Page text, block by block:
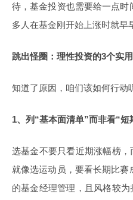
待，基金投资也需要给一点
多人在基金刚开始上涨时就早
跳出怪圈：理性投资的3个实
知道了原因，咱们该如何行动
1、列“基本面清单”而非看“短
选基金不要只看近期涨幅榜
就像选运动员，要看长期比
的基金经理管理，且风格较